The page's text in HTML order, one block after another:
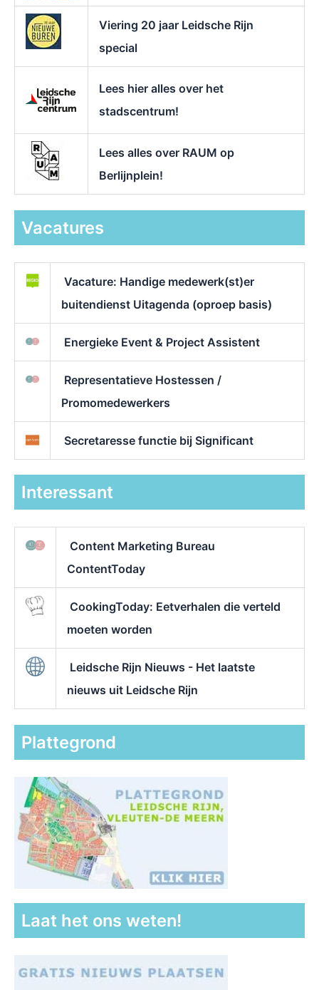
Viering 20 jaar Leidsche Rijn
special
Lees hier alles over het
stadscentrum!
Lees alles over RAUM op
Berlijnplein!
Vacatures
Vacature: Handige medewerk(st)er
buitendienst Uitagenda (oproep basis)
Energieke Event & Project Assistent
Representatieve Hostessen /
Promomedewerkers
Secretaresse functie bij Significant
Interessant
Content Marketing Bureau
ContentToday
CookingToday: Eetverhalen die verteld
moeten worden
Leidsche Rijn Nieuws - Het laatste
nieuws uit Leidsche Rijn
Plattegrond
Laat het ons weten!